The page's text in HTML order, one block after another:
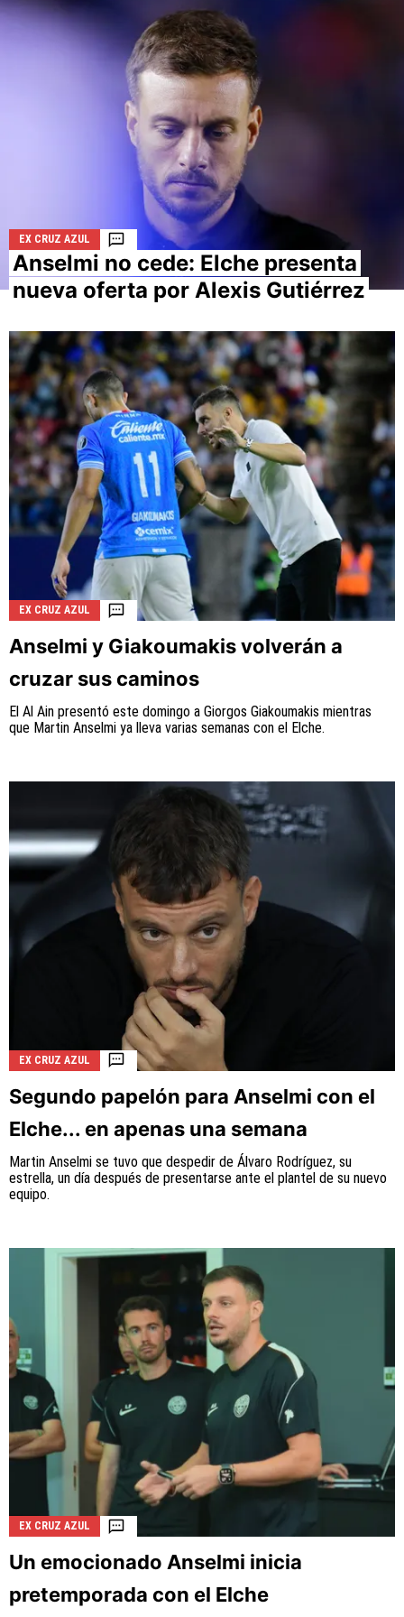
La aceptación de una de las ofertas presentadas en esta
página puede dar lugar a un pago a
Vamos Azul
puede influir en cómo y dónde aparecen los operadores de
juego en la página y en el orden en que aparecen, pero no
influye en nuestras evaluaciones.
EX CRUZ AZUL
Anselmi no cede: Elche presenta
nueva oferta por Alexis Gutiérrez
EX CRUZ AZUL
Anselmi y Giakoumakis volverán a
cruzar sus caminos
El Al Ain presentó este domingo a Giorgos Giakoumakis mientras
que Martin Anselmi ya lleva varias semanas con el Elche.
EX CRUZ AZUL
Segundo papelón para Anselmi con el
Elche... en apenas una semana
Martin Anselmi se tuvo que despedir de Álvaro Rodríguez, su
estrella, un día después de presentarse ante el plantel de su nuevo
equipo.
EX CRUZ AZUL
Un emocionado Anselmi inicia
pretemporada con el Elche